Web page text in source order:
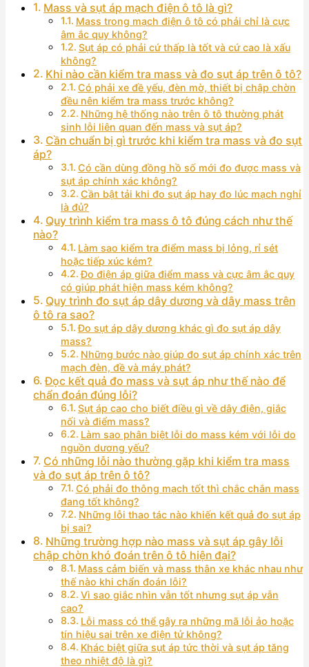
Mass và sụt áp mạch điện ô tô là gì?
Mass trong mạch điện ô tô có phải chỉ là cực
âm ắc quy không?
Sụt áp có phải cứ thấp là tốt và cứ cao là xấu
không?
Khi nào cần kiểm tra mass và đo sụt áp trên ô tô?
Có phải xe đề yếu, đèn mờ, thiết bị chập chờn
đều nên kiểm tra mass trước không?
Những hệ thống nào trên ô tô thường phát
sinh lỗi liên quan đến mass và sụt áp?
Cần chuẩn bị gì trước khi kiểm tra mass và đo sụt
áp?
Có cần dùng đồng hồ số mới đo được mass và
sụt áp chính xác không?
Cần bật tải khi đo sụt áp hay đo lúc mạch nghỉ
là đủ?
Quy trình kiểm tra mass ô tô đúng cách như thế
nào?
Làm sao kiểm tra điểm mass bị lỏng, rỉ sét
hoặc tiếp xúc kém?
Đo điện áp giữa điểm mass và cực âm ắc quy
có giúp phát hiện mass kém không?
Quy trình đo sụt áp dây dương và dây mass trên
ô tô ra sao?
Đo sụt áp dây dương khác gì đo sụt áp dây
mass?
Những bước nào giúp đo sụt áp chính xác trên
mạch đèn, đề và máy phát?
Đọc kết quả đo mass và sụt áp như thế nào để
chẩn đoán đúng lỗi?
Sụt áp cao cho biết điều gì về dây điện, giắc
nối và điểm mass?
Làm sao phân biệt lỗi do mass kém với lỗi do
nguồn dương yếu?
Có những lỗi nào thường gặp khi kiểm tra mass
và đo sụt áp trên ô tô?
Có phải đo thông mạch tốt thì chắc chắn mass
đang tốt không?
Những lỗi thao tác nào khiến kết quả đo sụt áp
bị sai?
Những trường hợp nào mass và sụt áp gây lỗi
chập chờn khó đoán trên ô tô hiện đại?
Mass cảm biến và mass thân xe khác nhau như
thế nào khi chẩn đoán lỗi?
Vì sao giắc nhìn vẫn tốt nhưng sụt áp vẫn
cao?
Lỗi mass có thể gây ra những mã lỗi ảo hoặc
tín hiệu sai trên xe điện tử không?
Khác biệt giữa sụt áp tức thời và sụt áp tăng
theo nhiệt độ là gì?